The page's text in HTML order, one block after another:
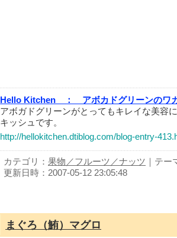
Hello Kitchen ：
アボカドグリーンのワ
アボガドグリーンがとってもキレイな美容
キッシュです。
http://hellokitchen.dtiblog.com/blog-entry-
カテゴリ： 果物／フルーツ／ナッツ ｜テー
更新日時：2007-05-12 23:05:48
まぐろ（鮪）マグロ